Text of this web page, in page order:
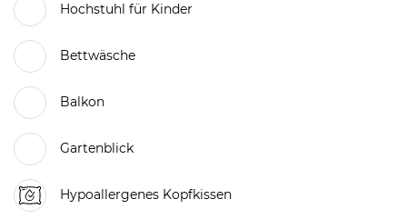
Hochstuhl für Kinder
Bettwäsche
Balkon
Gartenblick
Hypoallergenes Kopfkissen